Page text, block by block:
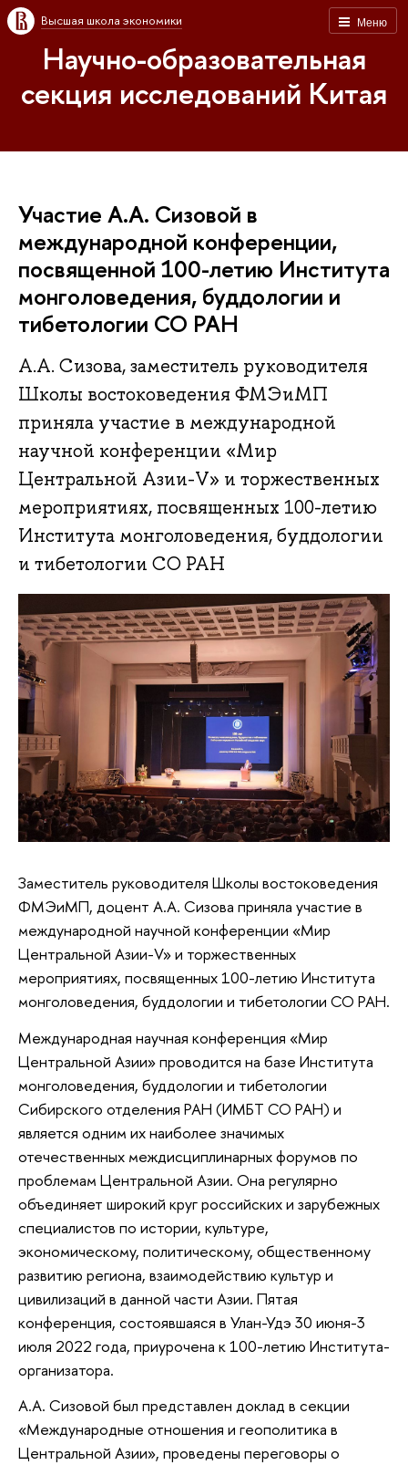
Меню
Высшая школа экономики
Научно-образовательная
секция исследований Китая
Участие А.А. Сизовой в
международной конференции,
посвященной 100-летию Института
монголоведения, буддологии и
тибетологии СО РАН
А.А. Сизова, заместитель руководителя
Школы востоковедения ФМЭиМП
приняла участие в международной
научной конференции «Мир
Центральной Азии-V» и торжественных
мероприятиях, посвященных 100-летию
Института монголоведения, буддологии
и тибетологии СО РАН
Заместитель руководителя Школы востоковедения
ФМЭиМП, доцент А.А. Сизова приняла участие в
международной научной конференции «Мир
Центральной Азии-V» и торжественных
мероприятиях, посвященных 100-летию Института
монголоведения, буддологии и тибетологии СО РАН.
Международная научная конференция «Мир
Центральной Азии» проводится на базе Института
монголоведения, буддологии и тибетологии
Сибирского отделения РАН (ИМБТ СО РАН) и
является одним их наиболее значимых
отечественных междисциплинарных форумов по
проблемам Центральной Азии. Она регулярно
объединяет широкий круг российских и зарубежных
специалистов по истории, культуре,
экономическому, политическому, общественному
развитию региона, взаимодействию культур и
цивилизаций в данной части Азии. Пятая
конференция, состоявшаяся в Улан-Удэ 30 июня-3
июля 2022 года, приурочена к 100-летию Института-
организатора.
А.А. Сизовой был представлен доклад в секции
«Международные отношения и геополитика в
Центральной Азии», проведены переговоры о